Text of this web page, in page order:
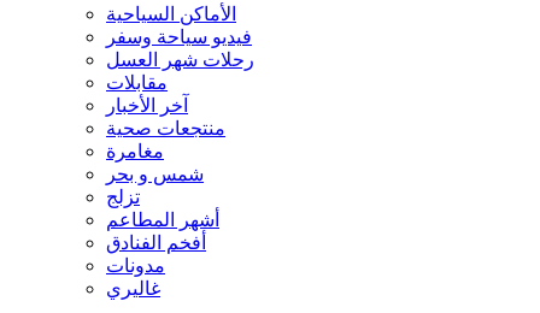
الأماكن السياحية
فيديو سياحة وسفر
رحلات شهر العسل
مقابلات
آخر الأخبار
منتجعات صحية
مغامرة
شمس و بحر
تزلج
أشهر المطاعم
أفخم الفنادق
مدونات
غاليري